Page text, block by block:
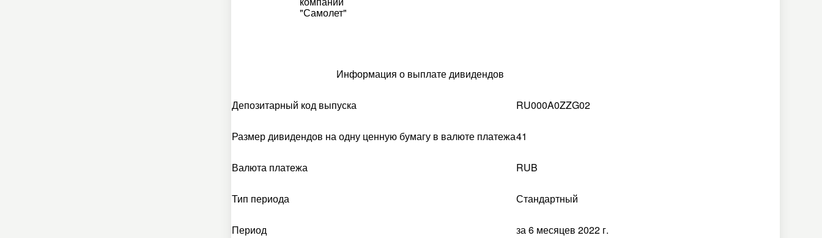
"Самолет"
Информация о выплате дивидендов
Депозитарный код выпуска RU000A0ZZG02
Размер дивидендов на одну ценную бумагу в валюте платежа41
Валюта платежа RUB
Тип периода Стандартный
Период за 6 месяцев 2022 г.